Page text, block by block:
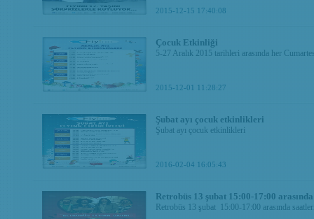
2015-12-15 17:40:08
Çocuk Etkinliği
5-27 Aralık 2015 tarihleri arasında her
2015-12-01 11:28:27
Şubat ayı çocuk etkinlikleri
Şubat ayı çocuk etkinlikleri
2016-02-04 16:05:43
Retrobüs 13 şubat 15:00-17:00
Retrobüs 13 şubat 15:00-17:00 arasında